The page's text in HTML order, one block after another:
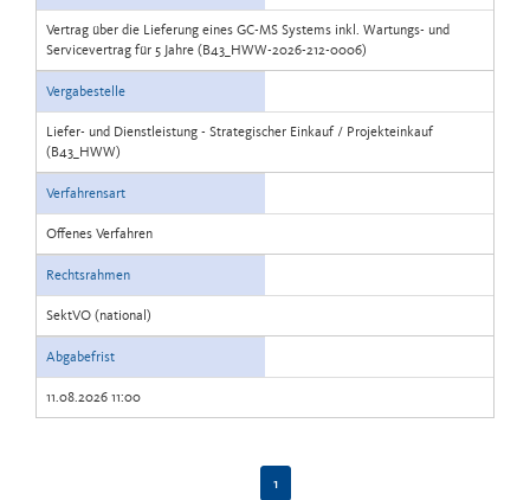
Vertrag über die Lieferung eines GC-MS Systems inkl. Wartungs- und
Servicevertrag für 5 Jahre (B43_HWW-2026-212-0006)
Vergabestelle
Liefer- und Dienstleistung - Strategischer Einkauf / Projekteinkauf
(B43_HWW)
Verfahrensart
Offenes Verfahren
Rechtsrahmen
SektVO (national)
Abgabefrist
11.08.2026 11:00
1